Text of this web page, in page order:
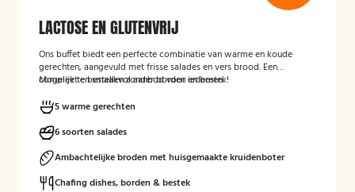
LACTOSE EN GLUTENVRIJ
Ons buffet biedt een perfecte combinatie van warme en koude
gerechten, aangevuld met frisse salades en vers brood. Een
compleet en smaakvol aanbod voor iedereen.
Mogelijk te bestellen zonder borden en bestek!
5 warme gerechten
6 soorten salades
Ambachtelijke broden met huisgemaakte kruidenboter
Chafing dishes, borden & bestek